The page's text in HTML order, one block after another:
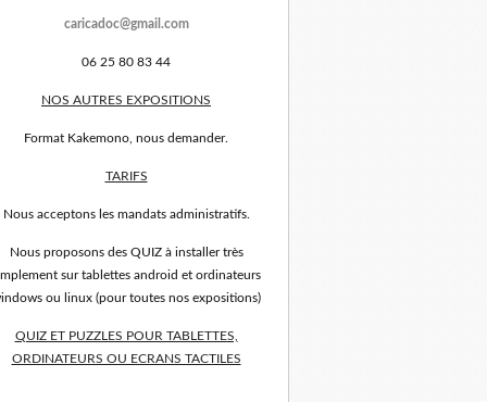
caricadoc@gmail.com
06 25 80 83 44
NOS AUTRES EXPOSITIONS
Format Kakemono, nous demander.
TARIFS
Nous acceptons les mandats administratifs.
Nous proposons des QUIZ à installer très
sur tablettes android et ordinateurs
ou linux (pour toutes nos expositions)
QUIZ ET PUZZLES POUR TABLETTES,
ORDINATEURS OU ECRANS TACTILES